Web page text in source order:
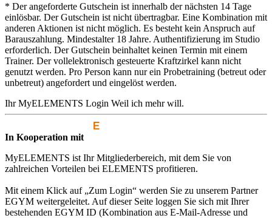
* Der angeforderte Gutschein ist innerhalb der nächsten 14 Tage
einlösbar. Der Gutschein ist nicht übertragbar. Eine Kombination mit
anderen Aktionen ist nicht möglich. Es besteht kein Anspruch auf
Barauszahlung. Mindestalter 18 Jahre. Authentifizierung im Studio
erforderlich. Der Gutschein beinhaltet keinen Termin mit einem
Trainer. Der vollelektronisch gesteuerte Kraftzirkel kann nicht
genutzt werden. Pro Person kann nur ein Probetraining (betreut oder
unbetreut) angefordert und eingelöst werden.
Ihr MyELEMENTS Login Weil ich mehr will.
In Kooperation mit
MyELEMENTS ist Ihr Mitgliederbereich, mit dem Sie von
zahlreichen Vorteilen bei ELEMENTS profitieren.
Mit einem Klick auf „Zum Login“ werden Sie zu unserem Partner
EGYM weitergeleitet. Auf dieser Seite loggen Sie sich mit Ihrer
bestehenden EGYM ID (Kombination aus E-Mail-Adresse und